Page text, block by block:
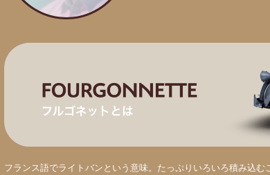
フランス語でライトバンという意味。たっぷりいろいろ積み込